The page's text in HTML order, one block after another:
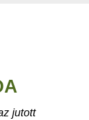
jutott